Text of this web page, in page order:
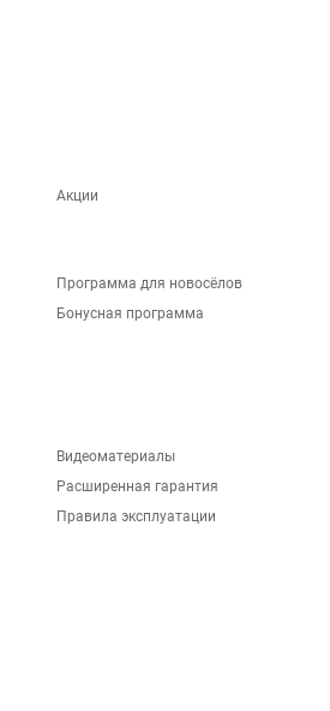
Акции
Программа для новосёлов
Бонусная программа
Видеоматериалы
Расширенная гарантия
Правила эксплуатации